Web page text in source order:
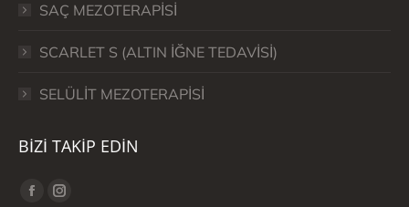
SAÇ MEZOTERAPİSİ
SCARLET S (ALTIN İĞNE TEDAVİSİ)
SELÜLİT MEZOTERAPİSİ
BİZİ TAKİP EDİN
Find us on:
FacebookInstagram